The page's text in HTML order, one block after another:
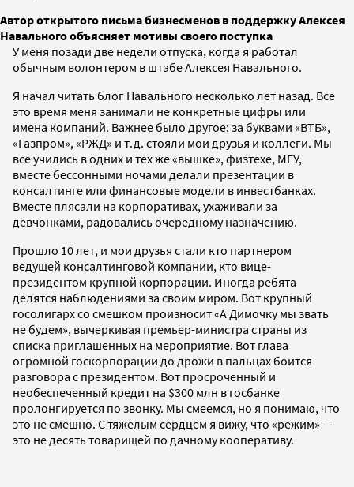
Автор открытого письма бизнесменов в поддержку Алексея
Навального объясняет мотивы своего поступка
У меня позади две недели отпуска, когда я работал
обычным волонтером в штабе Алексея Навального.
Я начал читать блог Навального несколько лет назад. Все
это время меня занимали не конкретные цифры или
имена компаний. Важнее было другое: за буквами «ВТБ»,
«Газпром», «РЖД» и т.д. стояли мои друзья и коллеги. Мы
все учились в одних и тех же «вышке», физтехе, МГУ,
вместе бессонными ночами делали презентации в
консалтинге или финансовые модели в инвестбанках.
Вместе плясали на корпоративах, ухаживали за
девчонками, радовались очередному назначению.
Прошло 10 лет, и мои друзья стали кто партнером
ведущей консалтинговой компании, кто вице-
президентом крупной корпорации. Иногда ребята
делятся наблюдениями за своим миром. Вот крупный
госолигарх со смешком произносит «А Димочку мы звать
не будем», вычеркивая премьер-министра страны из
списка приглашенных на мероприятие. Вот глава
огромной госкорпорации до дрожи в пальцах боится
разговора с президентом. Вот просроченный и
необеспеченный кредит на $300 млн в госбанке
пролонгируется по звонку. Мы смеемся, но я понимаю, что
это не смешно. С тяжелым сердцем я вижу, что «режим» —
это не десять товарищей по дачному кооперативу.